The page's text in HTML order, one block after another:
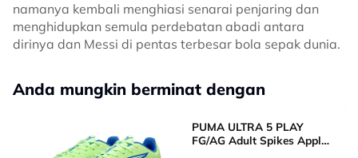
namanya kembali menghiasi senarai penjaring dan
menghidupkan semula perdebatan abadi antara
dirinya dan Messi di pentas terbesar bola sepak dunia.
Anda mungkin berminat dengan
PUMA ULTRA 5 PLAY
FG/AG Adult Spikes Apple